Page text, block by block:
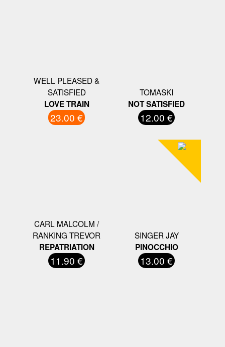
WELL PLEASED &
SATISFIED
LOVE TRAIN
23.00 €
TOMASKI
NOT SATISFIED
12.00 €
CARL MALCOLM /
RANKING TREVOR
REPATRIATION
11.90 €
SINGER JAY
PINOCCHIO
13.00 €